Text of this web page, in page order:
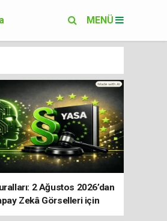
MENÜ
2 Ağustos 2026’dan
Zekâ Görselleri için